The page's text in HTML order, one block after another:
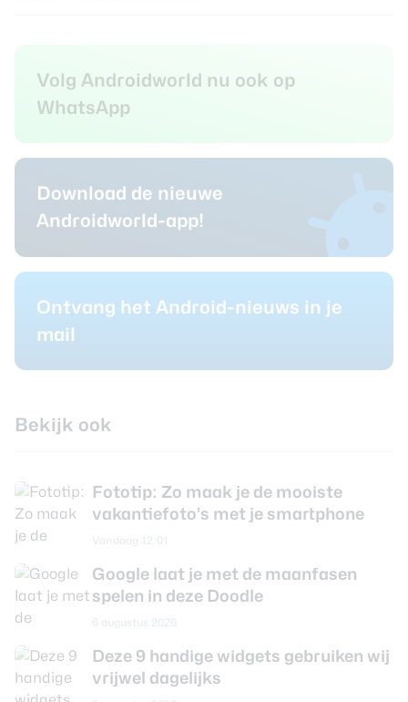
Volg Androidworld nu ook op
WhatsApp
Download de nieuwe
Androidworld-app!
Ontvang het Android-nieuws in je
mail
Bekijk ook
Fototip: Zo maak je de mooiste
vakantiefoto’s met je smartphone
Google laat je met de maanfasen
spelen in deze Doodle
Deze 9 handige widgets gebruiken wij
vrijwel dagelijks